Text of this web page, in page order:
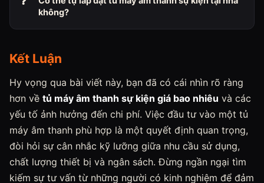
không?
Kết Luận
Hy vọng qua bài viết này, bạn đã có cái nhìn rõ ràng
hơn về tủ máy âm thanh sự kiện giá bao nhiêu và các
yếu tố ảnh hưởng đến chi phí. Việc đầu tư vào một tủ
máy âm thanh phù hợp là một quyết định quan trọng,
đòi hỏi sự cân nhắc kỹ lưỡng giữa nhu cầu sử dụng,
chất lượng thiết bị và ngân sách. Đừng ngần ngại tìm
kiếm sự tư vấn từ những người có kinh nghiệm để đảm